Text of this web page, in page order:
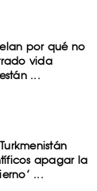
por qué no
vida
...
apagar la
...